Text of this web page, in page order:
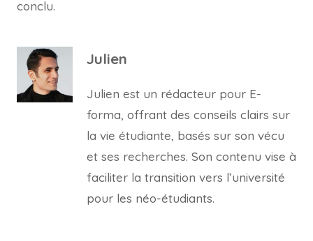
conclu.
Julien
Julien est un rédacteur pour E-
forma, offrant des conseils clairs sur
la vie étudiante, basés sur son vécu
et ses recherches. Son contenu vise à
faciliter la transition vers l’université
pour les néo-étudiants.